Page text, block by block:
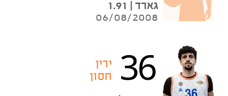
גארד | 1.91
06/08/2008
36
ירין
חסון